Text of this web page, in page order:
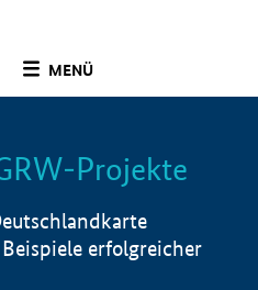
MENÜ
Info
Projekte
erfolgreicher